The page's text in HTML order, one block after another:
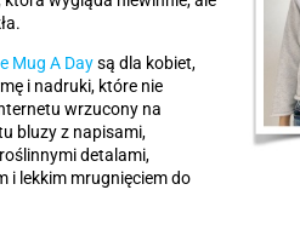
Mug A Daysą dla kobiet,
i nadruki, które nie
wrzucony na
bluzy z napisami,
detalami,
i lekkim mrugnięciem do